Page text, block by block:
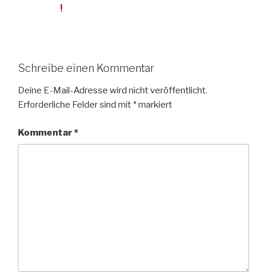
Schreibe einen Kommentar
Deine E-Mail-Adresse wird nicht veröffentlicht.
Erforderliche Felder sind mit *markiert
Kommentar*